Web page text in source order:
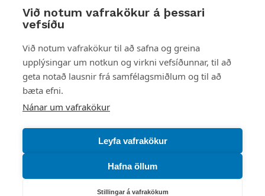
Við notum vafrakökur á þessari
vefsíðu
Við notum vafrakökur til að safna og greina
upplýsingar um notkun og virkni vefsíðunnar, til að
geta notað lausnir frá samfélagsmiðlum og til að
bæta efni.
Nánar um vafrakökur
Leyfa vafrakökur
Hafna öllum
Stillingar á vafrakökum
Styttu þér leið
Mest skoðað
Starfsstöðvar
Náttúruverndarstofnun
Veiðimál, friðlýst svæði, landvarsla og náttúruvernd